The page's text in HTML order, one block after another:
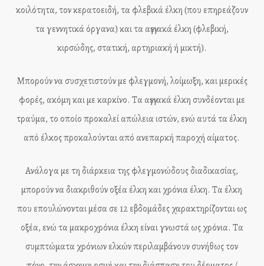
κοιλότητα, τον κερατοειδή, τα φλεβικά έλκη (που επηρεάζουν
τα γεννητικά όργανα) και τα αγγειακά έλκη (φλεβική,
κιρσώδης, στατική, αρτηριακή ή μικτή).
Μπορούν να συσχετιστούν με φλεγμονή, λοίμωξη, και μερικές
φορές, ακόμη και με καρκίνο. Τα αγγειακά έλκη συνδέονται με
τραύμα, το οποίο προκαλεί απώλεια ιστών, ενώ αυτά τα έλκη
από έλκος προκαλούνται από ανεπαρκή παροχή αίματος.
Ανάλογα με τη διάρκεια της φλεγμονώδους διαδικασίας,
μπορούν να διακριθούν οξέα έλκη και χρόνια έλκη. Τα έλκη
που επουλώνονται μέσα σε 12 εβδομάδες χαρακτηρίζονται ως
οξέα, ενώ τα μακροχρόνια έλκη είναι γνωστά ως χρόνια. Τα
συμπτώματα χρόνιων ελκών περιλαμβάνουν συνήθως τον